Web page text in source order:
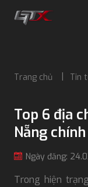
Trang chủ Tin
Top 6 địa
Nẵng
Ngày đăng:
Trong hiện